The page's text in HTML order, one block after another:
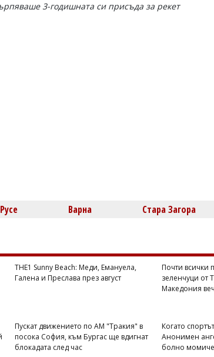
3-годишната си присъда за рекет
Русе Варна Стара Загора
THE1 Sunny Beach: Меди, Емануела,
Галена и Преслава през август
Почти всички
зеленчуци от
Македония
Пускат движението по АМ "Тракия" в
посока София, към Бургас ще вдигнат
блокадата след час
Когато
Анонимен
болно момиче